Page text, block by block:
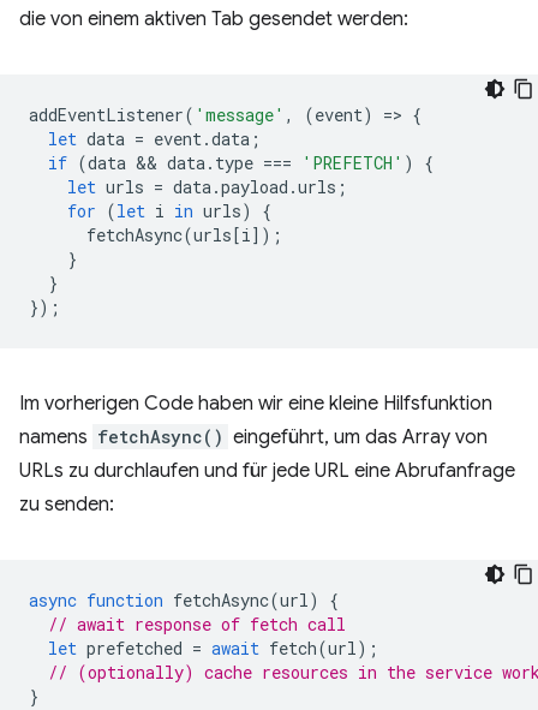
die von einem aktiven Tab gesendet werden:
addEventListener( 'message' , (event) => {
let data = event.data ;
if (data && data. type === 'PREFETCH' )
{
let urls = data.payload .urls ;
for (let i in urls)
{
fetchAsync(urls[i]);
}
}
});
Im vorherigen Code haben wir eine kleine Hilfsfunktion
namens fetchAsync() eingeführt, um das Array von
URLs zu durchlaufen und für jede URL eine Abrufanfrage
zu senden:
async function fetchAsync(url)
{
// await response of fetch call
let prefetched = await fetch(url);
// (optionally) cache resources in the service
}